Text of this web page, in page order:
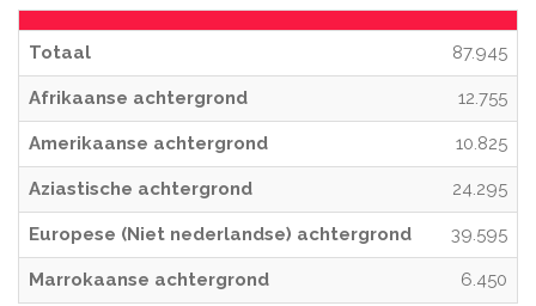
Totaal 87.945
Afrikaanse achtergrond 12.755
Amerikaanse achtergrond 10.825
Aziastische achtergrond 24.295
Europese (Niet nederlandse) achtergrond 39.595
Marrokaanse achtergrond 6.450